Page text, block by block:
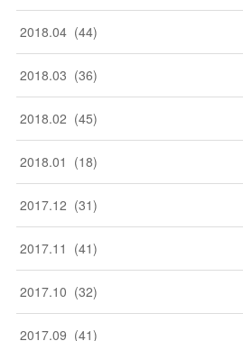
2018.04 (44)
2018.03 (36)
2018.02 (45)
2018.01 (18)
2017.12 (31)
2017.11 (41)
2017.10 (32)
2017.09 (41)